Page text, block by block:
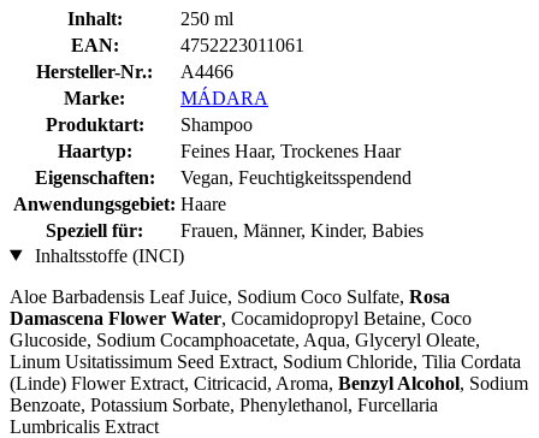
Inhalt:
250 ml
EAN:
4752223011061
Hersteller-Nr.:
A4466
Marke:
MÁDARA
Produktart:
Shampoo
Haartyp:
Feines Haar, Trockenes Haar
Eigenschaften:
Vegan, Feuchtigkeitsspendend
Anwendungsgebiet: Haare
Speziell für:
Frauen, Männer, Kinder, Babies
Inhaltsstoffe (INCI)
Aloe Barbadensis Leaf Juice, Sodium Coco­ Sulfate, Rosa
Damascena Flower Water, Cocamidopropyl Betaine, Coco
Glucoside, Sodium Cocamphoacetate, Aqua, Glyceryl Oleate,
Linum Usitatissimum Seed Extract, Sodium Chloride, Tilia Cordata
(Linde) Flower Extract, Citricacid, Aroma, Benzyl Alcohol, Sodium
Benzoate, Potassium Sorbate, Phenylethanol, Furcellaria
Lumbricalis Extract